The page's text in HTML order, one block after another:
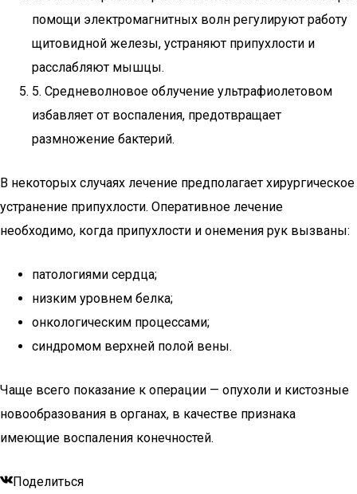
помощи электромагнитных волн регулируют работу
щитовидной железы, устраняют припухлости и
расслабляют мышцы.
5. Средневолновое облучение ультрафиолетовом
избавляет от воспаления, предотвращает
размножение бактерий.
В некоторых случаях лечение предполагает хирургическое
устранение припухлости. Оперативное лечение
необходимо, когда припухлости и онемения рук вызваны:
патологиями сердца;
низким уровнем белка;
онкологическим процессами;
синдромом верхней полой вены.
Чаще всего показание к операции — опухоли и кистозные
новообразования в органах, в качестве признака
имеющие воспаления конечностей.
Поделиться